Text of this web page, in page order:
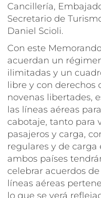
Cancillería,
Secretario de
Daniel Scioli.
Con este
acuerdan un
ilimitadas y un
libre y con derechos
novenas libertades,
las líneas aéreas
cabotaje, tanto para
pasajeros y carga,
regulares y de carga
ambos países
celebrar acuerdos
líneas aéreas
lo que se verá